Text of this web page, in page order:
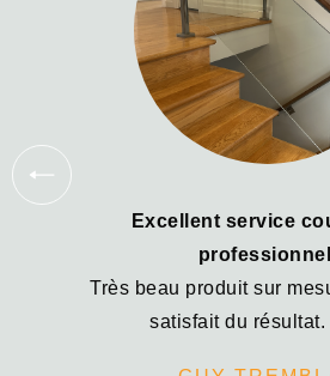
Excellent service
Très beau produit sur
satisfait du résultat.